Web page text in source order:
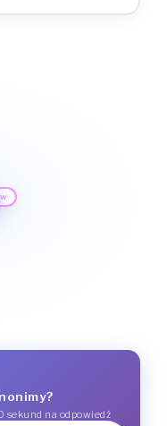
sekund na odpowiedź